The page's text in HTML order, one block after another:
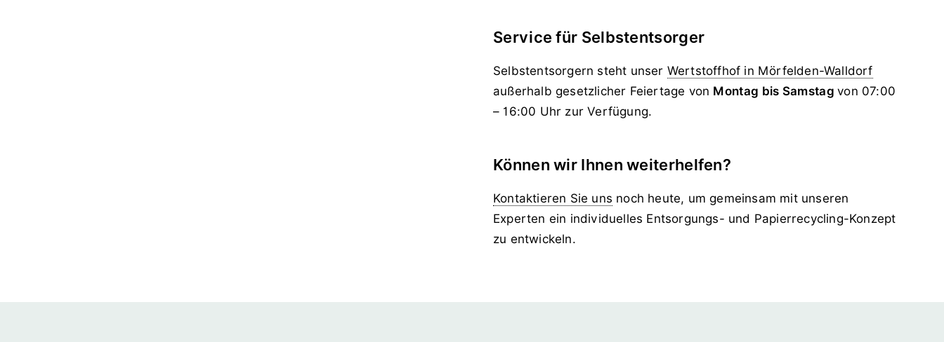
Service für Selbstentsorger
Selbstentsorgern steht unser Wertstoffhof in Mörfelden-Walldorf
außerhalb gesetzlicher Feiertage von Montag bis Samstagvon 07:00
– 16:00 Uhr zur Verfügung.
Können wir Ihnen weiterhelfen?
Kontaktieren Sie uns noch heute, um gemeinsam mit unseren
Experten ein individuelles Entsorgungs- und Papierrecycling-Konzept
zu entwickeln.